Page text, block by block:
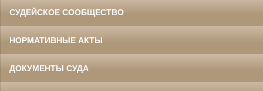
СУДЕЙСКОЕ СООБЩЕСТВО
НОРМАТИВНЫЕ АКТЫ
ДОКУМЕНТЫ СУДА